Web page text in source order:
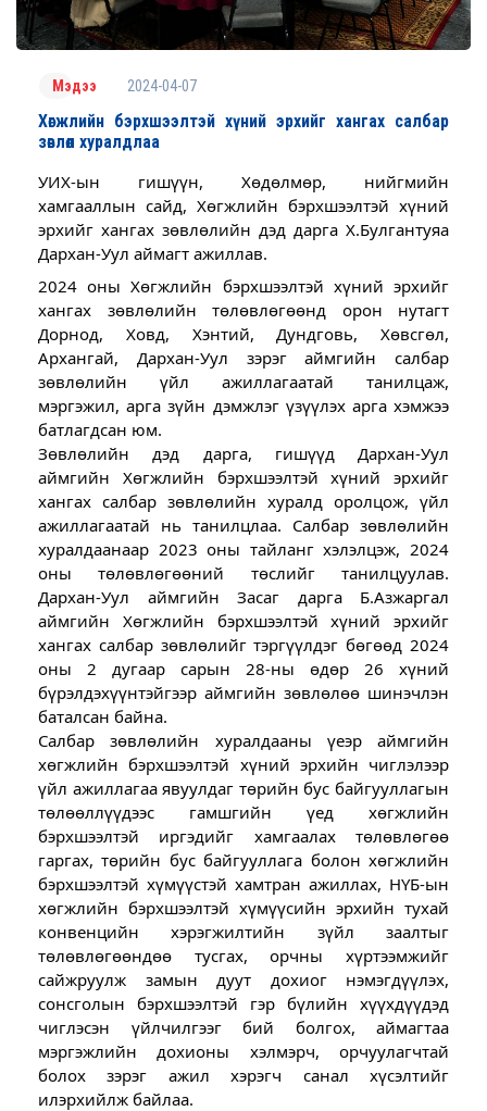
Мэдээ 2024-04-07
Хөгжлийн бэрхшээлтэй хүний эрхийг хангах салбар
зөвлөл хуралдлаа
УИХ-ын гишүүн, Хөдөлмөр, нийгмийн
хамгааллын сайд, Хөгжлийн бэрхшээлтэй хүний
эрхийг хангах зөвлөлийн дэд дарга Х.Булгантуяа
Дархан-Уул аймагт ажиллав.
2024 оны Хөгжлийн бэрхшээлтэй хүний эрхийг
хангах зөвлөлийн төлөвлөгөөнд орон нутагт
Дорнод, Ховд, Хэнтий, Дундговь, Хөвсгөл,
Архангай, Дархан-Уул зэрэг аймгийн салбар
зөвлөлийн үйл ажиллагаатай танилцаж,
мэргэжил, арга зүйн дэмжлэг үзүүлэх арга хэмжээ
батлагдсан юм.
Зөвлөлийн дэд дарга, гишүүд Дархан-Уул
аймгийн Хөгжлийн бэрхшээлтэй хүний эрхийг
хангах салбар зөвлөлийн хуралд оролцож, үйл
ажиллагаатай нь танилцлаа. Салбар зөвлөлийн
хуралдаанаар 2023 оны тайланг хэлэлцэж, 2024
оны төлөвлөгөөний төслийг танилцуулав.
Дархан-Уул аймгийн Засаг дарга Б.Азжаргал
аймгийн Хөгжлийн бэрхшээлтэй хүний эрхийг
хангах салбар зөвлөлийг тэргүүлдэг бөгөөд 2024
оны 2 дугаар сарын 28-ны өдөр 26 хүний
бүрэлдэхүүнтэйгээр аймгийн зөвлөлөө шинэчлэн
баталсан байна.
Салбар зөвлөлийн хуралдааны үеэр аймгийн
хөгжлийн бэрхшээлтэй хүний эрхийн чиглэлээр
үйл ажиллагаа явуулдаг төрийн бус байгууллагын
төлөөллүүдээс гамшгийн үед хөгжлийн
бэрхшээлтэй иргэдийг хамгаалах төлөвлөгөө
гаргах, төрийн бус байгууллага болон хөгжлийн
бэрхшээлтэй хүмүүстэй хамтран ажиллах, НҮБ-ын
хөгжлийн бэрхшээлтэй хүмүүсийн эрхийн тухай
конвенцийн хэрэгжилтийн зүйл заалтыг
төлөвлөгөөндөө тусгах, орчны хүртээмжийг
сайжруулж замын дуут дохиог нэмэгдүүлэх,
сонсголын бэрхшээлтэй гэр бүлийн хүүхдүүдэд
чиглэсэн үйлчилгээг бий болгох, аймагтаа
мэргэжлийн дохионы хэлмэрч, орчуулагчтай
болох зэрэг ажил хэрэгч санал хүсэлтийг
илэрхийлж байлаа.